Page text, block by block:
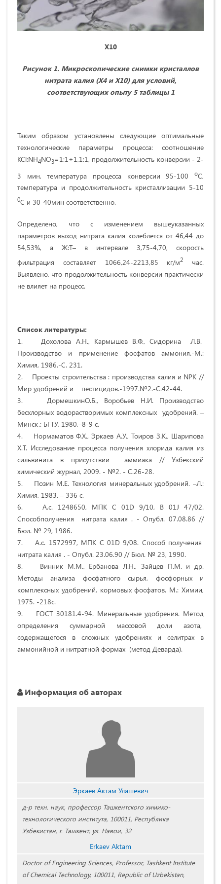
X10
Рисунок 1. Микроскопические снимки кристаллов
нитрата калия (Х4 и Х10) для условий,
соответствующих опыту 5 таблицы 1
Таким образом установлены следующие оптимальные
технологические параметры процесса: соотношение
KCl:NH4NO3=1:1÷1,1:1, продолжительность конверсии - 2-
3 мин, температура процесса конверсии 95-100 оС,
температура и продолжительность кристаллизации 5-10
0С и 30-40мин соответственно.
Определено, что с изменением вышеуказанных
параметров выход нитрата калия колеблется от 46,44 до
54,53%, а Ж:Т– в интервале 3,75-4,70, скорость
фильтрация составляет 1066,24-2213,85 кг/м2
час.
Выявлено, что продолжительность конверсии практически
не влияет на процесс.
Список литературы:
1. Дохолова А.Н., Кармышев В.Ф., Сидорина Л.В.
Производство и применение фосфатов аммония.-М.:
Химия, 1986.-С. 231.
2. Проекты строительства : производства калия и NPK //
Мир удобрений и пестицидов.-1997.№2.-С.42-44.
3. ДормешкинО.Б., Воробьев Н.И. Производство
бесхлорных водорастворимых комплексных удобрений. –
Минск.: БГТУ, 1980,–8-9 с.
4. Нормаматов Ф.Х., Эркаев А.У., Тоиров З.К., Шарипова
Х.Т. Исследование процесса получения хлорида калия из
сильвинита в присутствии аммиака // Узбекский
химический журнал, 2009. - №2. - С.26-28.
5. Позин М.Е. Технология минеральных удобрений. –Л.:
Химия, 1983. – 336 с.
6. А.с. 1248650, МПК С 01D 9/10, В 01J 47/02.
Способполучения нитрата калия . - Опубл. 07.08.86 //
Бюл. № 29, 1986.
7. А.с. 1572997, МПК С 01D 9/08. Способ получения
нитрата калия . - Опубл. 23.06.90 // Бюл. № 23, 1990.
8. Винник М.М., Ербанова Л.Н., Зайцев П.М. и др.
Методы анализа фосфатного сырья, фосфорных и
комплексных удобрений, кормовых фосфатов. М.: Химии,
1975. -218с.
9. ГОСТ 30181.4-94. Минеральные удобрения. Метод
определения суммарной массовой доли азота,
содержащегося в сложных удобрениях и селитрах в
аммонийной и нитратной формах (метод Деварда).
Информация об авторах
Эркаев Актам Улашевич
д-р техн. наук, профессор Ташкентского химико-
технологического института, 100011, Республика
Узбекистан, г. Ташкент, ул. Навои, 32
Erkaev Aktam
Doctor of Engineering Sciences, Professor, Tashkent Institute
of Chemical Technology, 100011, Republic of Uzbekistan,